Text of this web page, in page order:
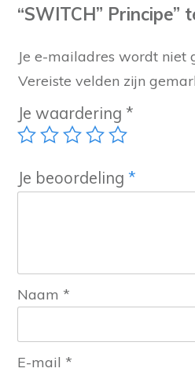
“SWITCH” Principe”
Je e-mailadres wordt niet
Vereiste velden zijn
Je waardering *
Je beoordeling *
Naam *
E-mail *